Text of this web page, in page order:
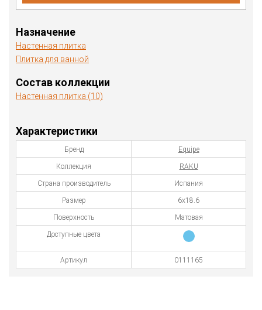
Назначение
Настенная плитка
Плитка для ванной
Состав коллекции
Настенная плитка (10)
Характеристики
Бренд Equipe
Коллекция RAKU
Страна производитель Испания
Размер 6х18.6
Поверхность Матовая
Доступные цвета
Артикул 0111165